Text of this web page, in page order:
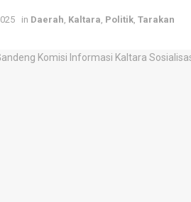
in Daerah Kaltara Politik Tarakan